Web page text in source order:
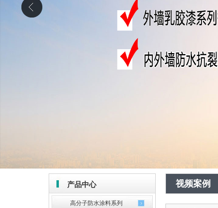
产品中心
高分子防水涂料系列
视频案例